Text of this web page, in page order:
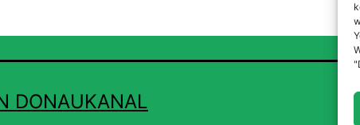
DONAUKANAL